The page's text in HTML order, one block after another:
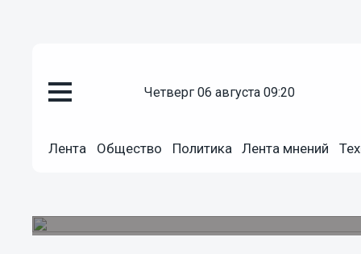
четверг 06 августа 09:20
Лента Общество Политика Лента мнений
24.10.201707:00